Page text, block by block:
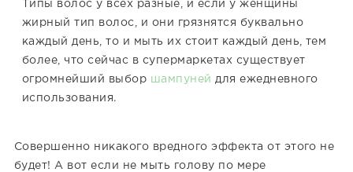
Типы волос у всех разные, и если у женщины
жирный тип волос, и они грязнятся буквально
каждый день, то и мыть их стоит каждый день, тем
более, что сейчас в супермаркетах существует
огромнейший выбор шампуней для ежедневного
использования.
Совершенно никакого вредного эффекта от этого не
будет! А вот если не мыть голову по мере